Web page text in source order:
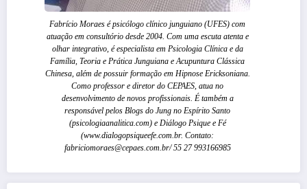
Fabrício Moraes é psicólogo clínico junguiano (UFES) com
atuação em consultório desde 2004. Com uma escuta atenta e
olhar integrativo, é especialista em Psicologia Clínica e da
Família, Teoria e Prática Junguiana e Acupuntura Clássica
Chinesa, além de possuir formação em Hipnose Ericksoniana.
Como professor e diretor do CEPAES, atua no
desenvolvimento de novos profissionais. É também a
responsável pelos Blogs do Jung no Espírito Santo
(psicologiaanalitica.com) e Diálogo Psique e Fé
(www.dialogopsiqueefe.com.br. Contato:
fabriciomoraes@cepaes.com.br/ 55 27 993166985